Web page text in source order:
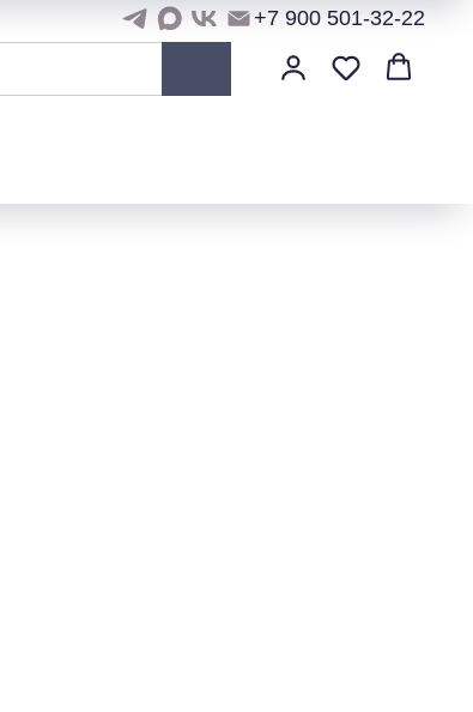
+7 900 501-32-22